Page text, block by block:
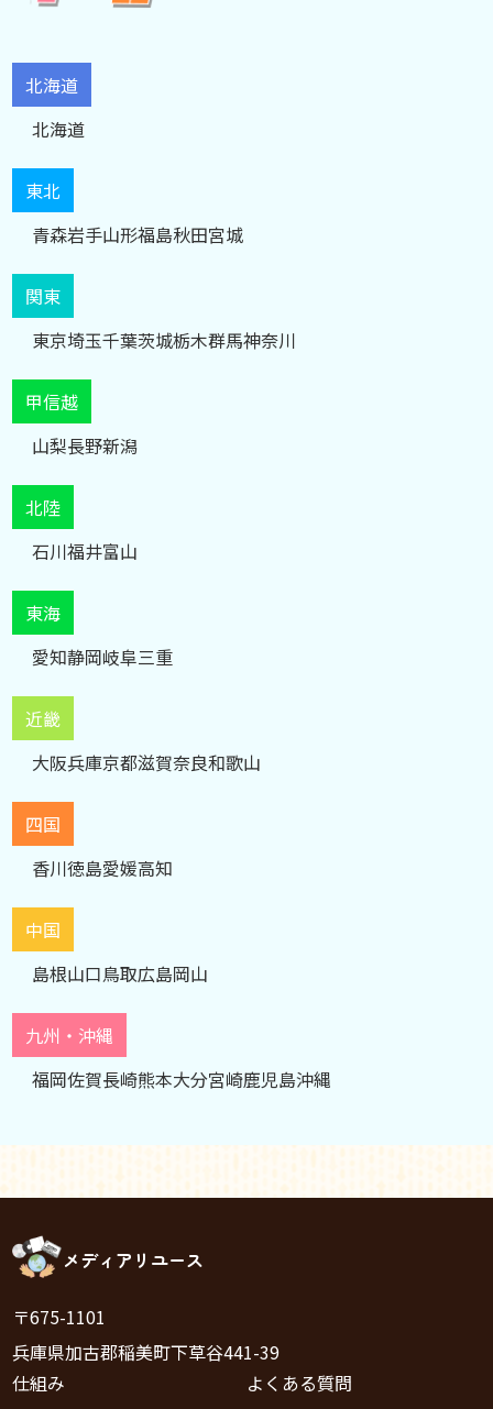
北海道
北海道
東北
青森岩手山形福島秋田宮城
関東
東京埼玉千葉茨城栃木群馬神奈川
甲信越
山梨長野新潟
北陸
石川福井富山
東海
愛知静岡岐阜三重
近畿
大阪兵庫京都滋賀奈良和歌山
四国
香川徳島愛媛高知
中国
島根山口鳥取広島岡山
九州・沖縄
福岡佐賀長崎熊本大分宮崎鹿児島沖縄
メディアリユース
〒675-1101
兵庫県加古郡稲美町下草谷441-39
仕組み
よくある質問